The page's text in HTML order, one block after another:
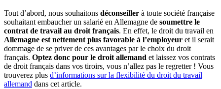
Tout d’abord, nous souhaitons déconseiller à toute société française
souhaitant embaucher un salarié en Allemagne de soumettre le
contrat de travail au droit français. En effet, le droit du travail en
Allemagne est nettement plus favorable à l’employeur et il serait
dommage de se priver de ces avantages par le choix du droit
français. Optez donc pour le droit allemand et laissez vos contrats
de droit français dans vos tiroirs, vous n’allez pas le regretter ! Vous
trouverez plus d’informations sur la flexibilité du droit du travail
allemand dans cet article.